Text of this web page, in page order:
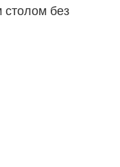
столом без